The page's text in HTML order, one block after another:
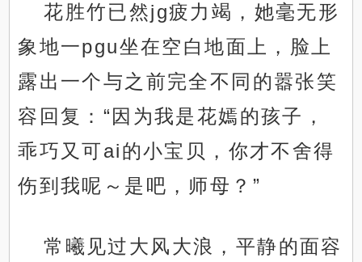
花胜竹已然jg疲力竭，她毫无形
象地一pgu坐在空白地面上，脸上
露出一个与之前完全不同的嚣张笑
容回复：“因为我是花嫣的孩子，
乖巧又可ai的小宝贝，你才不舍得
伤到我呢～是吧，师母？”
常曦见过大风大浪，平静的面容